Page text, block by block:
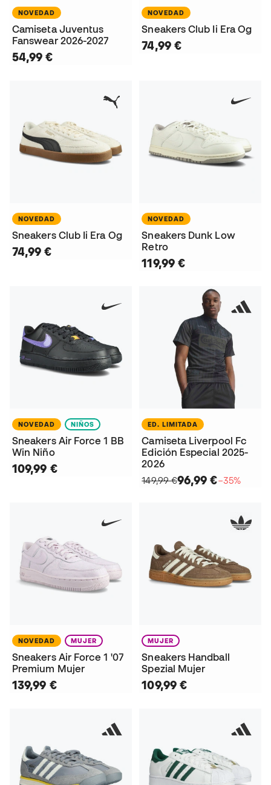
NOVEDAD
Camiseta Juventus
Fanswear 2026-2027
54,99 €
NOVEDAD
Sneakers Club Ii Era Og
74,99 €
NOVEDAD
Sneakers Club Ii Era Og
74,99 €
NOVEDAD
Sneakers Dunk Low
Retro
119,99 €
NOVEDAD NIÑOS
Sneakers Air Force 1 BB
Win Niño
109,99 €
ED. LIMITADA
Camiseta Liverpool Fc
Edición Especial 2025-
2026
149,99 €96,99 €−35%
NOVEDAD MUJER
Sneakers Air Force 1 '07
Premium Mujer
139,99 €
MUJER
Sneakers Handball
Spezial Mujer
109,99 €